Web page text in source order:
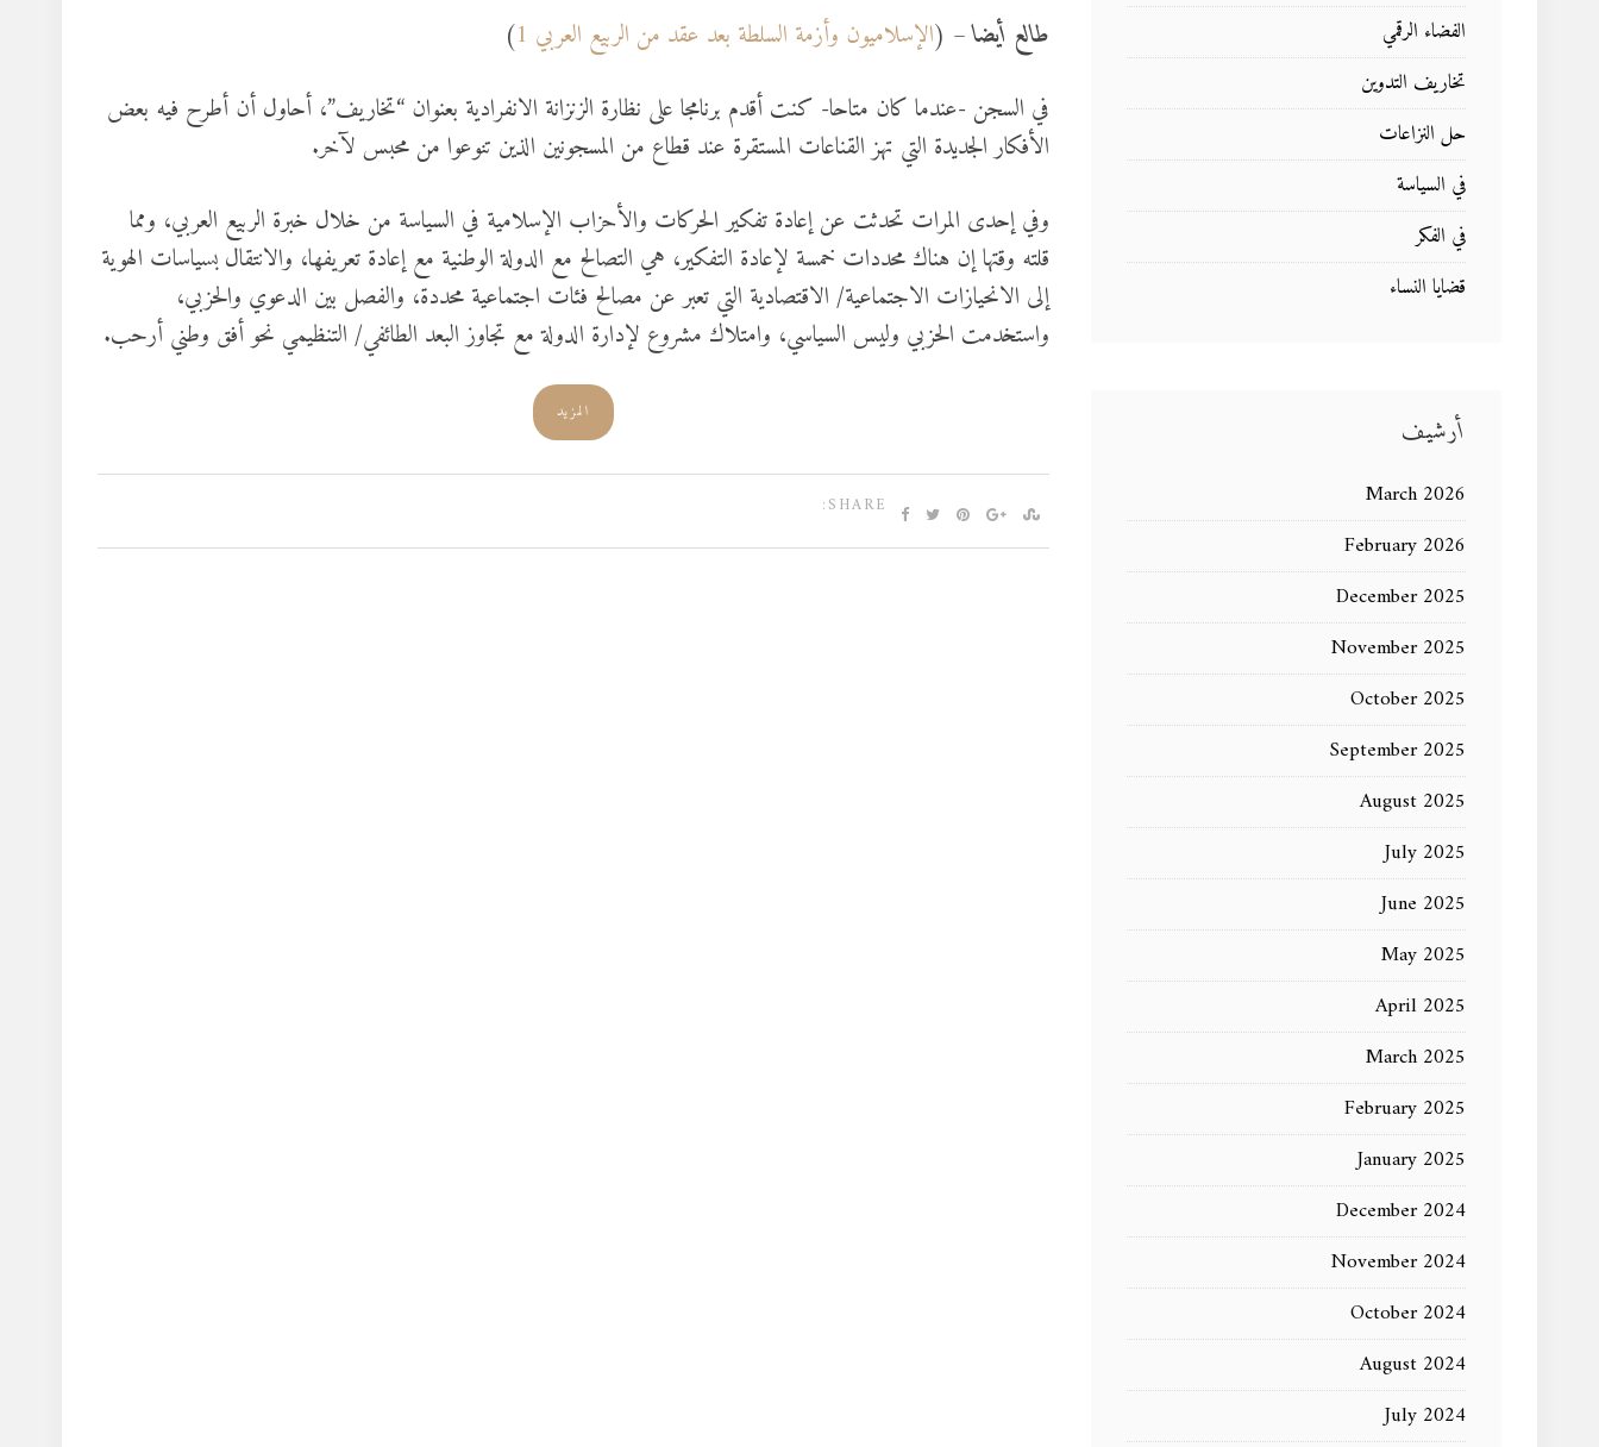
طالع أيضا– (الإسلاميون وأزمة السلطة بعد عقد من الربيع العربي 1 )
في السجن -عندما كان متاحا- كنت أقدم برنامجا على نظارة الزنزانة الانفرادية بعنوان “تخاريف”، أحاول أن أطرح فيه بعض
الأفكار الجديدة التي تهز القناعات المستقرة عند قطاع من المسجونين الذين تنوعوا من محبس لآخر.
وفي إحدى المرات تحدثت عن إعادة تفكير الحركات والأحزاب الإسلامية في السياسة من خلال خبرة الربيع العربي، ومما
قلته وقتها إن هناك محددات خمسة لإعادة التفكير، هي التصالح مع الدولة الوطنية مع إعادة تعريفها، والانتقال بسياسات الهوية
إلى الانحيازات الاجتماعية/ الاقتصادية التي تعبر عن مصالح فئات اجتماعية محددة، والفصل بين الدعوي والحزبي،
واستخدمت الحزبي وليس السياسي، وامتلاك مشروع لإدارة الدولة مع تجاوز البعد الطائفي/ التنظيمي نحو أفق وطني أرحب.
المزيد
SHARE:
الفضاء الرقمي
تخاريف التدوين
حل النزاعات
في السياسة
في الفكر
قضايا النساء
أرشيف
March 2026
February 2026
December 2025
November 2025
October 2025
September 2025
August 2025
July 2025
June 2025
May 2025
April 2025
March 2025
February 2025
January 2025
December 2024
November 2024
October 2024
August 2024
July 2024